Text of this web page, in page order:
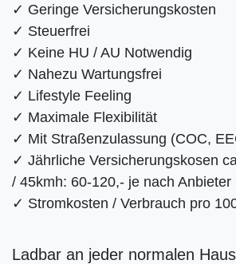
✓ Geringe Versicherungskosten
✓ Steuerfrei
✓ Keine HU / AU Notwendig
✓ Nahezu Wartungsfrei
✓ Lifestyle Feeling
✓ Maximale Flexibilität
✓ Mit Straßenzulassung (COC,
✓ Jährliche Versicherungskosen
/ 45kmh: 60-120,- je nach Anbieter
✓ Stromkosten / Verbrauch pro
Ladbar an jeder normalen